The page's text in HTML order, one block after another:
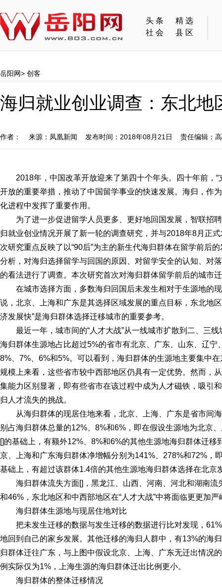
头条
精选
社会
县区
岳阳网> 创客
海归就业创业调查：东北
作者： 来源：凤凰新闻 发布时间：2018年08月21日 责任编辑：
2018年，中国改革开放迎来了第四十个年头。四十年前，
开放的重要举措，推动了中国留学事业的快速发展。海归，作
化进程中发挥了重要作用。
为了进一步促进留学人员更多、更好地回国发展，智联招
归就业创业情况开展了新一轮的调查研究，并与2018年8月正
次研究重点反映了以“90后”为主的新生代海归群体在留学前后
分析，对海归选择留学与回国的原因、对留学安全的认知、对
的看法进行了调查。本次研究首次对海归群体留学前后的城市
在城市选择方面，多数海归回国后未发生相对于生源地的
说，北京、上海和广东是其选择区域发展的重点目标，东北地
济发展快”是海归群体选择迁移城市的重要参考。
最近一年，城市间的“人才大战”从一线城市扩散到二、三
海归群体生源地占比超过5%的省市有北京、广东、山东、辽
8%、7%、6%和5%。可以看到，海归群体的生源地主要集中
规模上来看，这些省市较中西部地区仍具有一定优势。然而，
集能力区别显著，即有些省市在该过程中成为人才磁铁，吸引
归人才流失的挑战。
从海归群体的现居住地来看，北京、上海、广东是省市间
别占海归群体总量的12%、8%和6%，即在假设生源地为北京
[]的基础上，有额外12%、8%和6%的其他生源地海归群体迁
京、上海和广东海归群体净增幅分别为141%、278%和72%，
基础上，有超过该群体1.4倍的其他生源地海归群体选择在北京
海归群体流失方面[]，黑龙江、山西、河南、河北和湖南
和46%，东北地区和中西部地区在“人才大战”中将面临更更加严
海归群体生源地与现居住地对比
把未发生迁移的数据与发生迁移的数据进行比对发现，
地回到自己的家乡发展。其他迁移的海归人群中，有13%的海
归群体迁往广东，与上图中假设北京、上海、广东无迁出情况
例实际仅为1%，上海生源的海归群体迁出比例更小。
海归群体的整体迁移情况